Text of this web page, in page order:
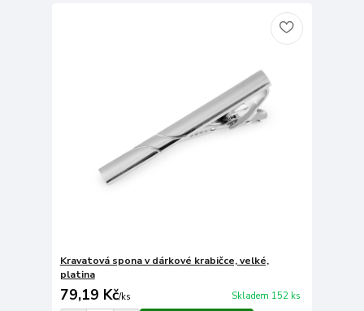
Kravatová spona v dárkové krabičce, velké,
platina
79,19 Kč/ks Skladem 152 ks